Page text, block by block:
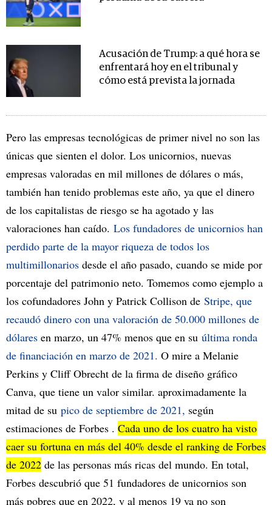
Acusación de Trump: a qué hora se
enfrentará hoy en el tribunal y
cómo está prevista la jornada
Pero las empresas tecnológicas de primer nivel no son las
únicas que sienten el dolor. Los unicornios, nuevas
empresas valoradas en mil millones de dólares o más,
también han tenido problemas este año, ya que el dinero
de los capitalistas de riesgo se ha agotado y las
valoraciones han caído. Los fundadores de unicornios han
perdido parte de la mayor riqueza de todos los
multimillonarios desde el año pasado, cuando se mide por
porcentaje del patrimonio neto. Tomemos como ejemplo a
los cofundadores John y Patrick Collison de Stripe, que
recaudó dinero con una valoración de 50.000 millones de
dólares en marzo, un 47% menos que en su última ronda
de financiación en marzo de 2021. O mire a Melanie
Perkins y Cliff Obrecht de la firma de diseño gráfico
Canva, que tiene un valor similar. aproximadamente la
mitad de su pico de septiembre de 2021, según
estimaciones de Forbes . Cada uno de los cuatro ha visto
caer su fortuna en más del 40% desde el ranking de Forbes
de 2022 de las personas más ricas del mundo. En total,
Forbes descubrió que 51 fundadores de unicornios son
más pobres que en 2022, y al menos 19 ya no son